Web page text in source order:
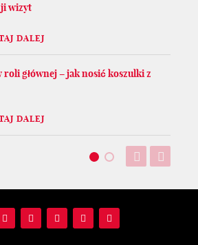
wizyt
DALEJ
roli głównej – jak nosić koszulki z
DALEJ